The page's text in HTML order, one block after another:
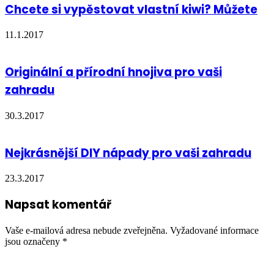
Chcete si vypěstovat vlastní kiwi? Můžete
11.1.2017
Originální a přírodní hnojiva pro vaši
zahradu
30.3.2017
Nejkrásnější DIY nápady pro vaši zahradu
23.3.2017
Napsat komentář
Vaše e-mailová adresa nebude zveřejněna. Vyžadované informace
jsou označeny *